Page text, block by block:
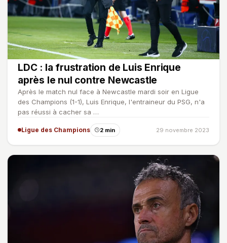
LDC : la frustration de Luis Enrique
après le nul contre Newcastle
Après le match nul face à Newcastle mardi soir en Ligue
des Champions (1-1), Luis Enrique, l'entraineur du PSG, n'a
pas réussi à cacher sa …
Ligue des Champions 2 min 29 novembre 2023